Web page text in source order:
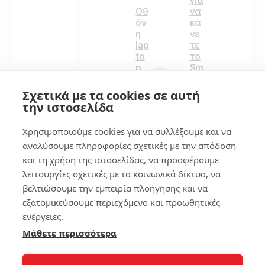
Οθ
όν
η
lap
to
p
ν
αν
να
κά
νε
τε
το
Sm
Ph
on
υπ
νο
140
Σχετικά με τα cookies σε αυτή
την ιστοσελίδα
Χρησιμοποιούμε cookies για να συλλέξουμε και να
αναλύσουμε πληροφορίες σχετικές με την απόδοση
και τη χρήση της ιστοσελίδας, να προσφέρουμε
λειτουργίες σχετικές με τα κοινωνικά δίκτυα, να
βελτιώσουμε την εμπειρία πλοήγησης και να
εξατομικεύσουμε περιεχόμενο και προωθητικές
ενέργειες.
Μάθετε περισσότερα